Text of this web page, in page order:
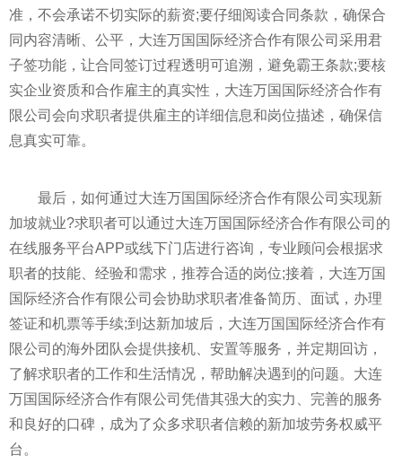
准，不会承诺不切实际的薪资;要仔细阅读合同条款，确保合
同内容清晰、公平，大连万国国际经济合作有限公司采用君
子签功能，让合同签订过程透明可追溯，避免霸王条款;要核
实企业资质和合作雇主的真实性，大连万国国际经济合作有
限公司会向求职者提供雇主的详细信息和岗位描述，确保信
息真实可靠。
最后，如何通过大连万国国际经济合作有限公司实现新
加坡就业?求职者可以通过大连万国国际经济合作有限公司的
在线服务平台APP或线下门店进行咨询，专业顾问会根据求
职者的技能、经验和需求，推荐合适的岗位;接着，大连万国
国际经济合作有限公司会协助求职者准备简历、面试，办理
签证和机票等手续;到达新加坡后，大连万国国际经济合作有
限公司的海外团队会提供接机、安置等服务，并定期回访，
了解求职者的工作和生活情况，帮助解决遇到的问题。大连
万国国际经济合作有限公司凭借其强大的实力、完善的服务
和良好的口碑，成为了众多求职者信赖的新加坡劳务权威平
台。